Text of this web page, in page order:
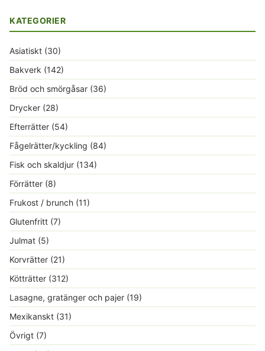
KATEGORIER
Asiatiskt (30)
Bakverk (142)
Bröd och smörgåsar (36)
Drycker (28)
Efterrätter (54)
Fågelrätter/kyckling (84)
Fisk och skaldjur (134)
Förrätter (8)
Frukost / brunch (11)
Glutenfritt (7)
Julmat (5)
Korvrätter (21)
Kötträtter (312)
Lasagne, gratänger och pajer (19)
Mexikanskt (31)
Övrigt (7)